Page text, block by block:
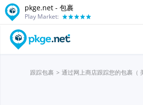
pkge.net - 包裹
Play Market:
跟踪包裹 通过网上商店跟踪您的包裹（